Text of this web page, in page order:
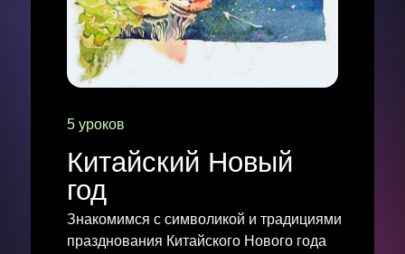
5 уроков
Китайский Новый
год
Знакомимся с символикой и традициями
празднования Китайского Нового года